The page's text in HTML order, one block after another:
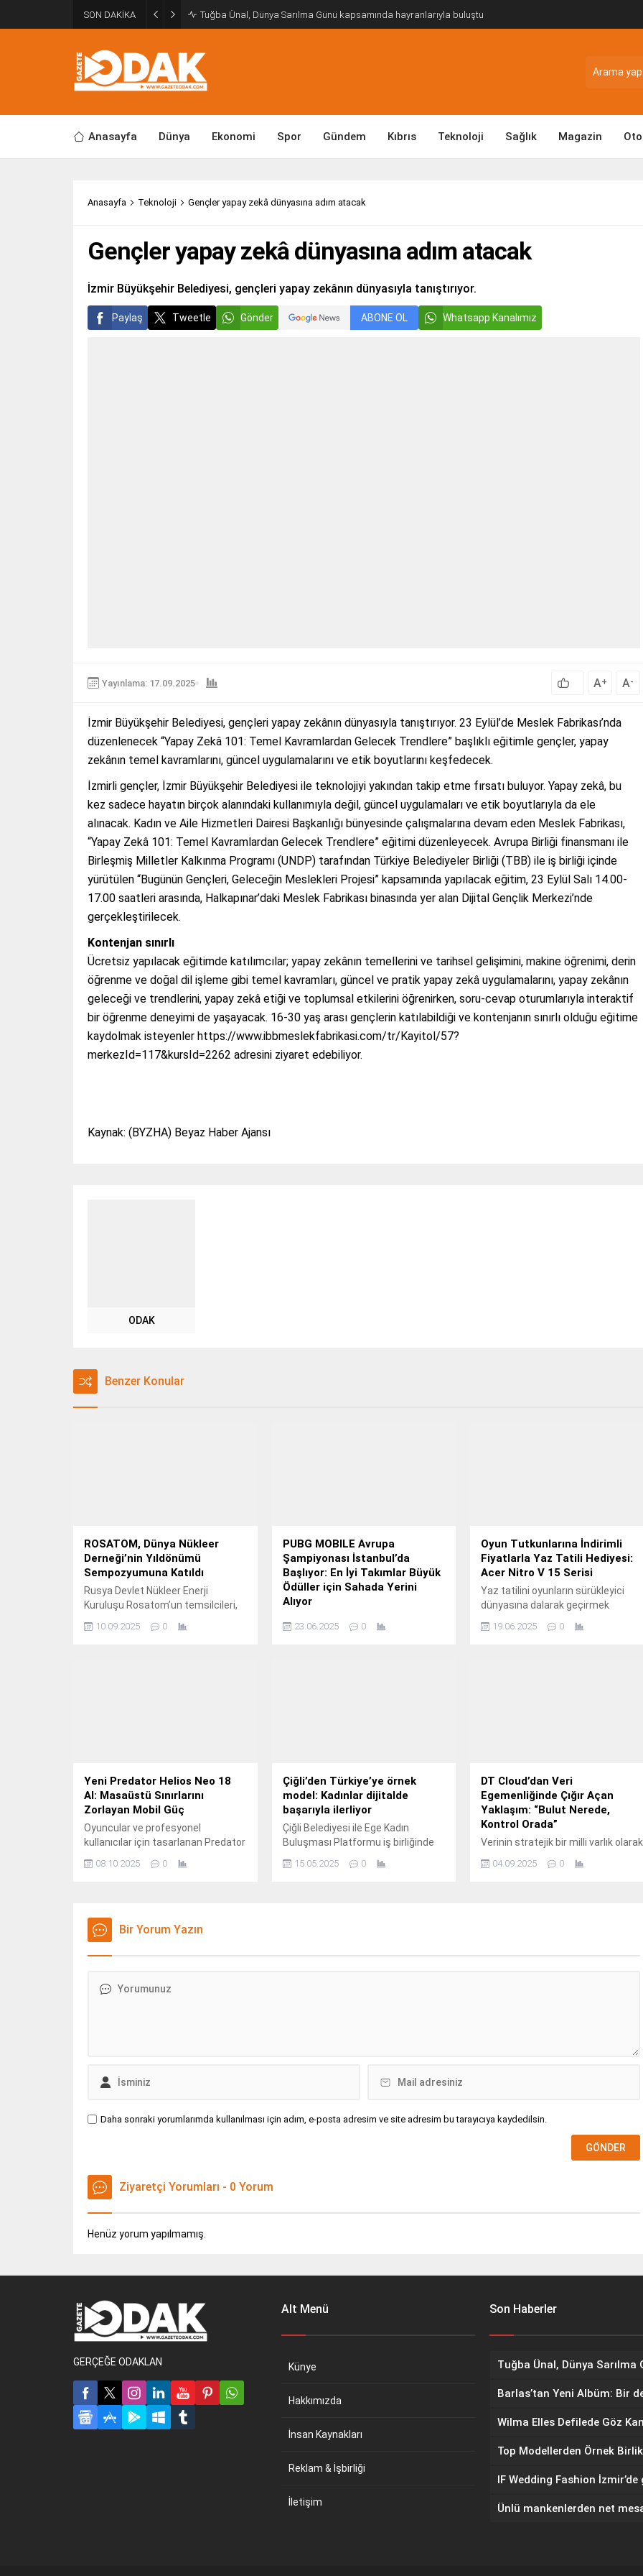
SON DAKİKA Tuğba Ünal, Dünya Sarılma Günü kapsamında hayranlarıyla buluştu
Anasayfa Dünya Ekonomi Spor Gündem Kıbrıs Teknoloji Sağlık Magazin
Anasayfa Teknoloji Gençler yapay zekâ dünyasına adım atacak
Gençler yapay zekâ dünyasına adım atacak
İzmir Büyükşehir Belediyesi, gençleri yapay zekânın dünyasıyla tanıştırıyor.
Paylaş Tweetle Gönder ABONE OL Whatsapp Kanalımız
Yayınlama: 17.09.2025 A+ A-
İzmir Büyükşehir Belediyesi, gençleri yapay zekânın dünyasıyla tanıştırıyor. 23 Eylül’de Meslek Fabrikası’nda
düzenlenecek “Yapay Zekâ 101: Temel Kavramlardan Gelecek Trendlere” başlıklı eğitimle gençler, yapay
zekânın temel kavramlarını, güncel uygulamalarını ve etik boyutlarını keşfedecek.
İzmirli gençler, İzmir Büyükşehir Belediyesi ile teknolojiyi yakından takip etme fırsatı buluyor. Yapay zekâ, bu
kez sadece hayatın birçok alanındaki kullanımıyla değil, güncel uygulamaları ve etik boyutlarıyla da ele
alınacak. Kadın ve Aile Hizmetleri Dairesi Başkanlığı bünyesinde çalışmalarına devam eden Meslek Fabrikası,
“Yapay Zekâ 101: Temel Kavramlardan Gelecek Trendlere” eğitimi düzenleyecek. Avrupa Birliği finansmanı ile
Birleşmiş Milletler Kalkınma Programı (UNDP) tarafından Türkiye Belediyeler Birliği (TBB) ile iş birliği içinde
yürütülen “Bugünün Gençleri, Geleceğin Meslekleri Projesi” kapsamında yapılacak eğitim, 23 Eylül Salı 14.00-
17.00 saatleri arasında, Halkapınar’daki Meslek Fabrikası binasında yer alan Dijital Gençlik Merkezi’nde
gerçekleştirilecek.
Kontenjan sınırlı
Ücretsiz yapılacak eğitimde katılımcılar; yapay zekânın temellerini ve tarihsel gelişimini, makine öğrenimi, derin
öğrenme ve doğal dil işleme gibi temel kavramları, güncel ve pratik yapay zekâ uygulamalarını, yapay zekânın
geleceği ve trendlerini, yapay zekâ etiği ve toplumsal etkilerini öğrenirken, soru-cevap oturumlarıyla interaktif
bir öğrenme deneyimi de yaşayacak. 16-30 yaş arası gençlerin katılabildiği ve kontenjanın sınırlı olduğu eğitime
kaydolmak isteyenler https://www.ibbmeslekfabrikasi.com/tr/Kayitol/57?
merkezId=117&kursId=2262 adresini ziyaret edebiliyor.
Kaynak: (BYZHA) Beyaz Haber Ajansı
ODAK
Benzer Konular
ROSATOM, Dünya Nükleer
Derneği’nin Yıldönümü
Sempozyumuna Katıldı
Rusya Devlet Nükleer Enerji
Kuruluşu Rosatom’un temsilcileri,
Londra’da yapılan Dünya Nükleer
Derneği (World Nuclear
10.09.2025 0
PUBG MOBILE Avrupa
Şampiyonası İstanbul’da
Başlıyor: En İyi Takımlar Büyük
Ödüller için Sahada Yerini
Alıyor
PUBG MOBILE Avrupa Şampiyonası
(PMSL) Europe, 23-25 Haziran
23.06.2025 0
Oyun Tutkunlarına İndirimli
Fiyatlarla Yaz Tatili Hediyesi:
Acer Nitro V 15 Serisi
Yaz tatilini oyunların sürükleyici
dünyasına dalarak geçirmek
isteyen öğrenciler ve oyunseverler
için ideal performansı sunan Acer
19.06.2025 0
Yeni Predator Helios Neo 18
AI: Masaüstü Sınırlarını
Zorlayan Mobil Güç
Oyuncular ve profesyonel
kullanıcılar için tasarlanan Predator
sistemi, yapay zekâ destekli
bir standart belirliyor.
08.10.2025 0
Çiğli’den Türkiye’ye örnek
model: Kadınlar dijitalde
başarıyla ilerliyor
Çiğli Belediyesi ile Ege Kadın
Buluşması Platformu iş birliğinde
Parlıyor” projesi kapsamında
15.05.2025 0
DT Cloud’dan Veri
Egemenliğinde Çığır Açan
Yaklaşım: “Bulut Nerede,
Kontrol Orada”
Verinin stratejik bir milli varlık olarak
için en büyük bulut zorluklarının
04.09.2025 0
Bir Yorum Yazın
Daha sonraki yorumlarımda kullanılması için adım, e-posta adresim ve site adresim bu tarayıcıya kaydedilsin.
Ziyaretçi Yorumları - 0 Yorum
Henüz yorum yapılmamış.
GERÇEĞE ODAKLAN
Alt Menü
Künye
Hakkımızda
İnsan Kaynakları
Reklam & İşbirliği
İletişim
Son Haberler
Barlas’tan Yeni Albüm: Bir
Top Modellerden Örnek